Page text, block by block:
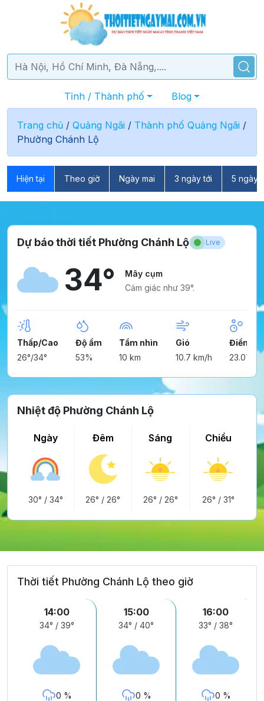
Tỉnh / Thành phố Blog
Trang chủ / Quảng Ngãi / Thành phố Quảng Ngãi /
Phường Chánh Lộ
Hiện tại Theo giờ Ngày mai 3 ngày tới 5 ngày
Dự báo thời tiết Phường Chánh Lộ Live
34°
Mây cụm
Cảm giác như 39°.
Thấp/Cao
26°/34°
Độ ẩm
53%
Tầm nhìn
10 km
Gió
10.7 km/h
Điểm
23.07°
Nhiệt độ Phường Chánh Lộ
Ngày
30° / 34°
Đêm
26° /26°
Sáng
26° / 26°
Chiều
26° / 31°
Thời tiết Phường Chánh Lộ theo giờ
14:00
34° / 39°
0 %
15:00
34° / 40°
0 %
16:00
33° / 38°
0 %